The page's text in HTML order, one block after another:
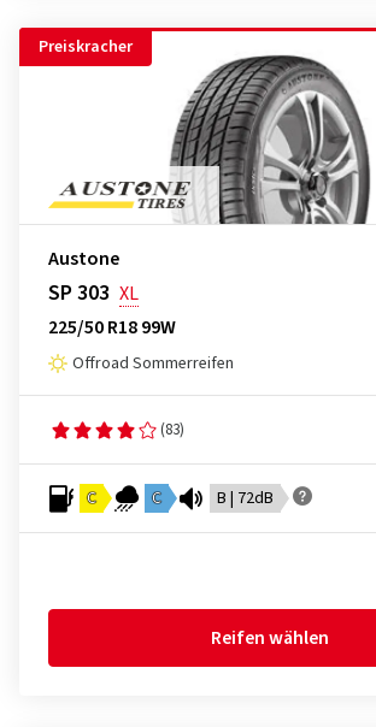
Preiskracher
Austone
SP 303 XL
225/50 R18 99W
Offroad Sommerreifen
(83)
C C B | 72dB
Reifen wählen